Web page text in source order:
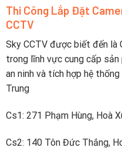
Thi Công Lắp Đặt
CCTV
Sky CCTV được biết đến là
trong lĩnh vực cung cấp sản
an ninh và tích hợp hệ
Trung
Cs1: 271 Phạm Hùng, Hoà
Cs2: 140 Tôn Đức Thắng,